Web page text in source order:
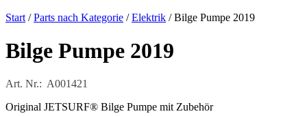
Start /Parts nach Kategorie /Elektrik / Bilge Pumpe 2019
Bilge Pumpe 2019
Art. Nr.: A001421
Original JETSURF® Bilge Pumpe mit Zubehör